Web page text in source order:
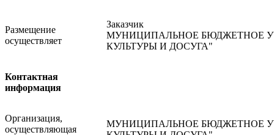
Размещение
осуществляет
Заказчик
МУНИЦИПАЛЬНОЕ БЮДЖЕТНОЕ
КУЛЬТУРЫ И ДОСУГА"
Контактная
информация
Организация,
осуществляющая
МУНИЦИПАЛЬНОЕ БЮДЖЕТНОЕ